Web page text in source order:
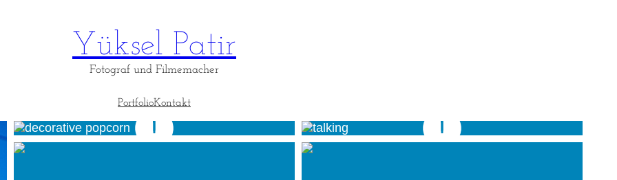
Yüksel Patir
Fotograf und Filmemacher
PortfolioKontakt